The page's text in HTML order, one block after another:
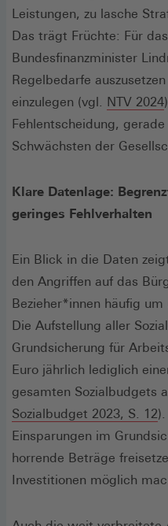
Leistungen, zu lasche
Das trägt Früchte: Für
Bundesfinanzminister
Regelbedarfe
einzulegen (vgl. NTV 2024
Fehlentscheidung,
Schwächsten der
Klare Datenlage:
geringes Fehlverhalten
Ein Blick in die Daten
den Angriffen auf das
Bezieher*innen häufig
Die Aufstellung aller
Grundsicherung für
Euro jährlich lediglich
gesamten Sozialbudgets
Sozialbudget 2023, S. 12
in
Einsparungen im
horrende Beträge
Investitionen möglich